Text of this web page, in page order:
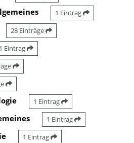
1 Eintrag
28 Einträge
1 Eintrag
1 Eintrag
1 Eintrag
1 Eintrag